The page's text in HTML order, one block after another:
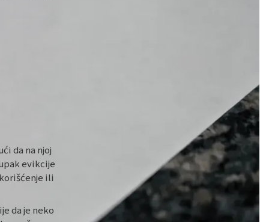
da na njoj
evikcije
ili
da je neko